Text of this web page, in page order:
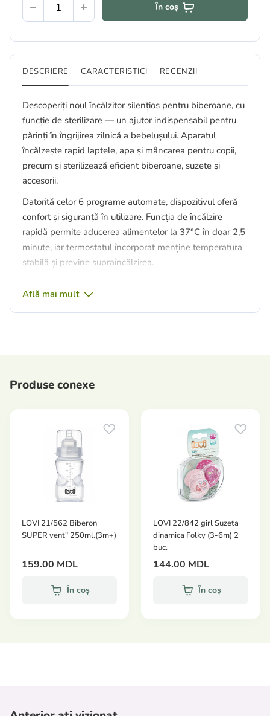
În coș
DESCRIERE CARACTERISTICI RECENZII
Descoperiți noul încălzitor silențios pentru biberoane, cu
funcție de sterilizare — un ajutor indispensabil pentru
părinți în îngrijirea zilnică a bebelușului. Aparatul
încălzește rapid laptele, apa și mâncarea pentru copii,
precum și sterilizează eficient biberoane, suzete și
accesorii.
Datorită celor 6 programe automate, dispozitivul oferă
confort și siguranță în utilizare. Funcția de încălzire
rapidă permite aducerea alimentelor la 37°C în doar 2,5
minute, iar termostatul încorporat menține temperatura
stabilă și previne supraîncălzirea.
intuitivă. Aparatul funcționează silențios, astfel încât nu
deranjează somnul copilului nici pe timpul nopții.
menținerea temperaturii până la 24 de ore;
încălzirea laptelui, apei și alimentelor solide;
sterilizare eficientă pentru biberoane și accesorii;
termostat integrat pentru control precis al
temperaturii;
protecție la supraîncălzire și oprire automată;
recipientelor;
afișaj LED mare și control tactil;
funcționare silențioasă.
Programe:
terciurilor (45–80°C);
Află mai mult
Produse conexe
LOVI 21/562 Biberon
SUPER vent" 250ml.(3m+)
159.00 MDL
În coș
LOVI 22/842 girl Suzeta
dinamica Folky (3-6m) 2
buc.
144.00 MDL
În coș